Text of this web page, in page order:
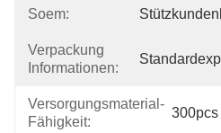
Soem:
Verpackung
Informationen:
Versorgungsmaterial-
Fähigkeit:
300pcs